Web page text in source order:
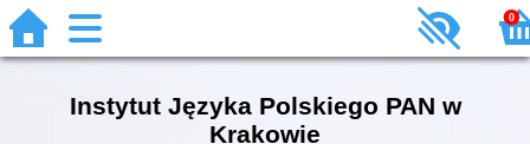
0
Instytut Języka Polskiego PAN w
Krakowie